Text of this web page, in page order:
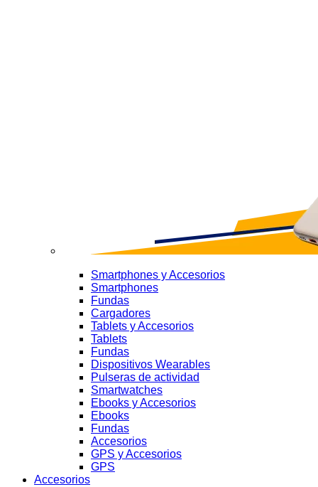
Smartphones y Accesorios
Smartphones
Fundas
Cargadores
Tablets y Accesorios
Tablets
Fundas
Dispositivos Wearables
Pulseras de actividad
Smartwatches
Ebooks y Accesorios
Ebooks
Fundas
Accesorios
GPS y Accesorios
GPS
Accesorios